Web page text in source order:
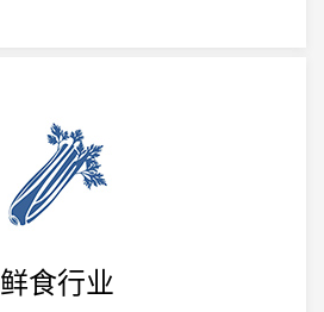
鲜食行业